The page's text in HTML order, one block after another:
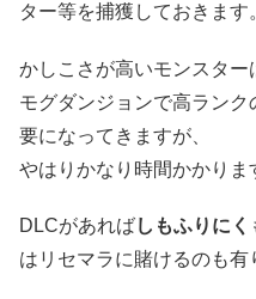
ター等を捕獲しておきます
かしこさが高いモンスター
モグダンジョンで高ラン
要になってきますが、
やはりかなり時間かかり
DLCがあればしもふりにく
はリセマラに賭けるのも有